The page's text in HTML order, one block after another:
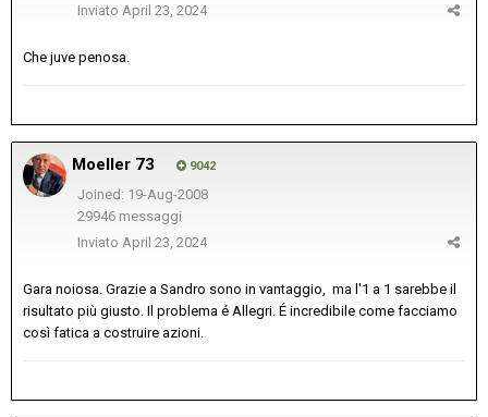
Inviato April 23, 2024
Che juve penosa.
Moeller 73 9042
Joined: 19-Aug-2008
29946 messaggi
Inviato April 23, 2024
Gara noiosa. Grazie a Sandro sono in vantaggio, ma l'1 a 1 sarebbe il
risultato più giusto. Il problema é Allegri. É incredibile come facciamo
così fatica a costruire azioni.